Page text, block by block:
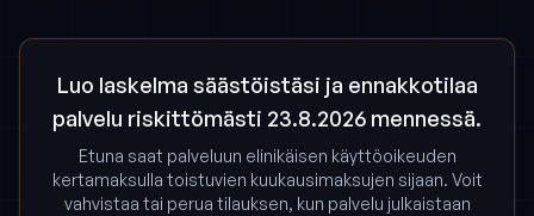
Luo laskelma säästöistäsi ja ennakkotilaa
palvelu riskittömästi 23.8.2026 mennessä.
Etuna saat palveluun elinikäisen käyttöoikeuden
kertamaksulla toistuvien kuukausimaksujen sijaan. Voit
vahvistaa tai perua tilauksen, kun palvelu julkaistaan